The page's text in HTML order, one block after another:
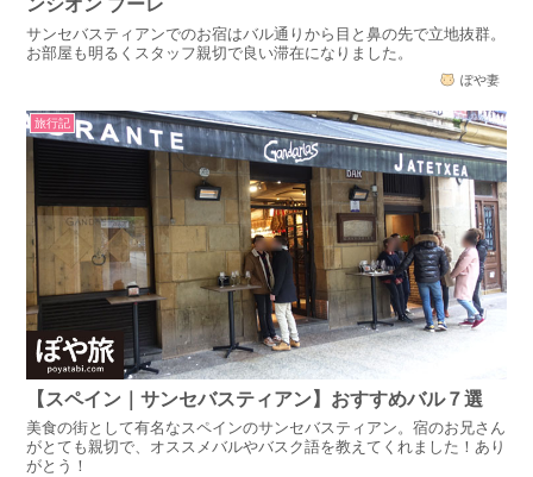
ンシオン ブーレ
サンセバスティアンでのお宿はバル通りから目と鼻の先で立地抜群。
お部屋も明るくスタッフ親切で良い滞在になりました。
ぽや妻
旅行記
【スペイン｜サンセバスティアン】おすすめバル７選
美食の街として有名なスペインのサンセバスティアン。宿のお兄さん
がとても親切で、オススメバルやバスク語を教えてくれました！あり
がとう！